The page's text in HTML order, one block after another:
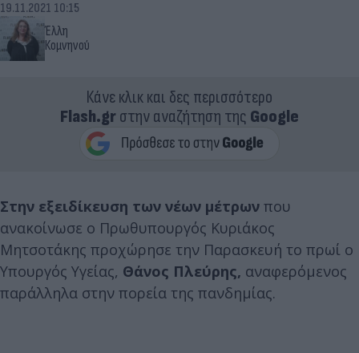
Έλλη
Κομνηνού
19.11.2021 10:15
Κάνε κλικ και δες περισσότερο
Flash.grστην αναζήτηση της Google
Στην εξειδίκευση των νέων μέτρων που
ανακοίνωσε ο Πρωθυπουργός Κυριάκος
Μητσοτάκης προχώρησε την Παρασκευή το πρωί ο
Υπουργός Υγείας, Θάνος Πλεύρης, αναφερόμενος
παράλληλα στην πορεία της πανδημίας.